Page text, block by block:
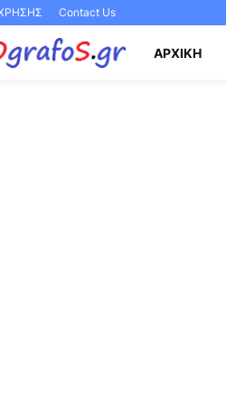
Contact Us
ΑΡΧΙΚΉ